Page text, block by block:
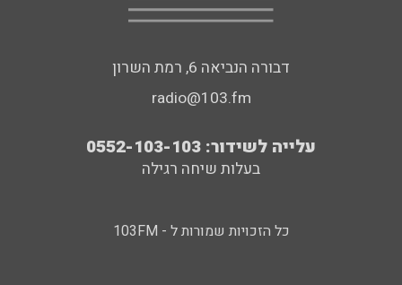
דבורה הנביאה 6, רמת השרון
radio@103.fm
עלייה לשידור: 0552-103-103
בעלות שיחה רגילה
כל הזכויות שמורות ל - 103FM